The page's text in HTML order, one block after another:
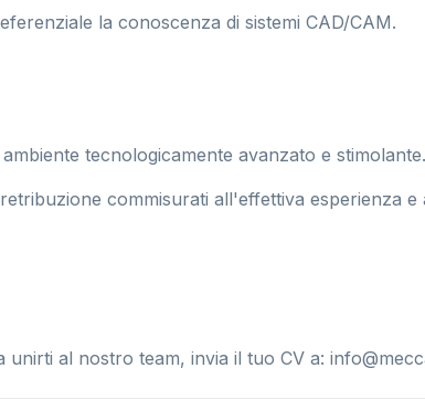
la conoscenza di sistemi CAD/CAM.
tecnologicamente avanzato e stimolante.
commisurati all'effettiva esperienza e
unirti al nostro team, invia il tuo CV a: